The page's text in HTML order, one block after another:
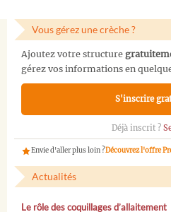
Vous gérez une crèche ?
Ajoutez votre structure
gérez vos informations en
S'inscrire
Déjà inscrit ?
Envie d'aller plus loin ?Découvrez l'offre
Actualités
Le rôle des coquillages d’allaitement